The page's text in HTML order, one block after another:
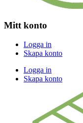
Mitt konto
Logga in
Skapa konto
Logga in
Skapa konto